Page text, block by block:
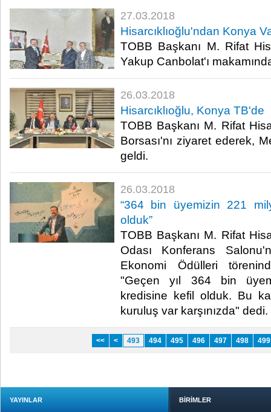
27.03.2018
Hisarcıklıoğlu'ndan Konya
TOBB Başkanı M. Rifat
Yakup Canbolat'ı
26.03.2018
Hisarcıklıoğlu, Konya TB'de
TOBB Başkanı M. Rifat
Borsası'nı ziyaret ederek,
geldi.​
26.03.2018
“364 bin üyemizin 221
olduk”
TOBB Başkanı M. Rifat
Odası Konferans
Ekonomi Ödülleri
"Geçen yıl 364 bin
kredisine kefil olduk. Bu
kuruluş var karşınızda" dedi.​
<< < 493 494 495 496 497 498 499
YAYINLAR BİRİMLER